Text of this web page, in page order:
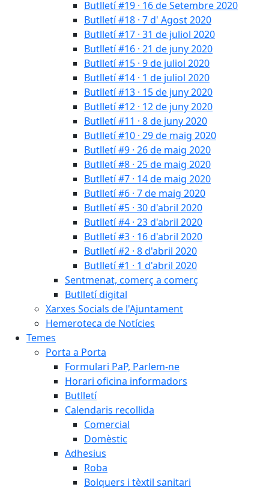
Butlletí #19 · 16 de Setembre 2020
Butlletí #18 · 7 d' Agost 2020
Butlletí #17 · 31 de juliol 2020
Butlletí #16 · 21 de juny 2020
Butlletí #15 · 9 de juliol 2020
Butlletí #14 · 1 de juliol 2020
Butlletí #13 · 15 de juny 2020
Butlletí #12 · 12 de juny 2020
Butlletí #11 · 8 de juny 2020
Butlletí #10 · 29 de maig 2020
Butlletí #9 · 26 de maig 2020
Butlletí #8 · 25 de maig 2020
Butlletí #7 · 14 de maig 2020
Butlletí #6 · 7 de maig 2020
Butlletí #5 · 30 d'abril 2020
Butlletí #4 · 23 d'abril 2020
Butlletí #3 · 16 d'abril 2020
Butlletí #2 · 8 d'abril 2020
Butlletí #1 · 1 d'abril 2020
Sentmenat, comerç a comerç
Butlletí digital
Xarxes Socials de l'Ajuntament
Hemeroteca de Notícies
Temes
Porta a Porta
Formulari PaP, Parlem-ne
Horari oficina informadors
Butlletí
Calendaris recollida
Comercial
Domèstic
Adhesius
Roba
Bolquers i tèxtil sanitari